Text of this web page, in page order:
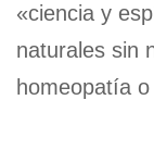
«ciencia y
naturales sin
homeopatía